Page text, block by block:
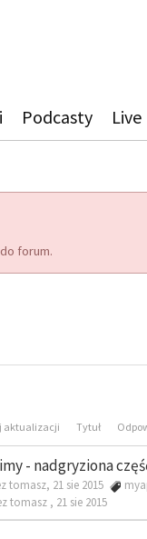
Podcasty Live
forum.
aktualizacji Tytuł
- nadgryziona
tomasz, 21 sie 2015
tomasz , 21 sie 2015